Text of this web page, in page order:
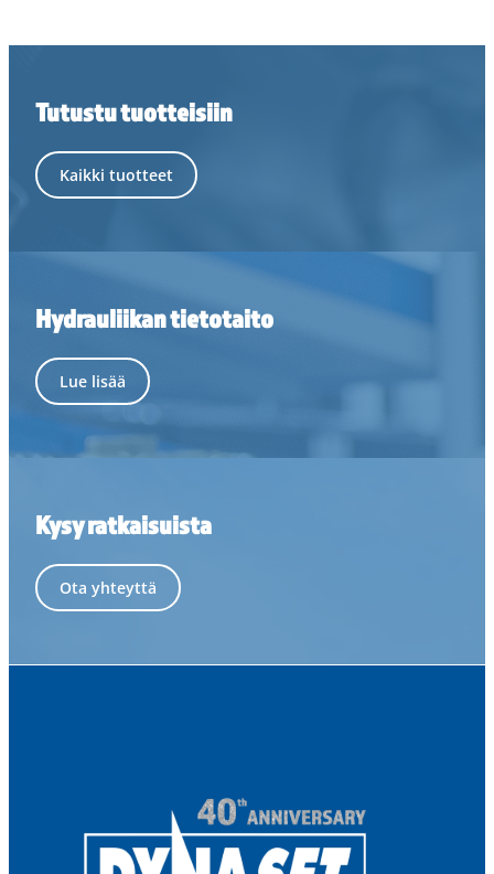
Tutustu tuotteisiin
Kaikki tuotteet
Hydrauliikan tietotaito
Lue lisää
Kysy ratkaisuista
Ota yhteyttä